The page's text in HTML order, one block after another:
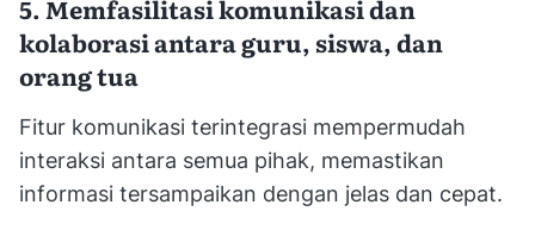
5. Memfasilitasi komunikasi dan
kolaborasi antara guru, siswa, dan
orang tua
Fitur komunikasi terintegrasi mempermudah
interaksi antara semua pihak, memastikan
informasi tersampaikan dengan jelas dan cepat.